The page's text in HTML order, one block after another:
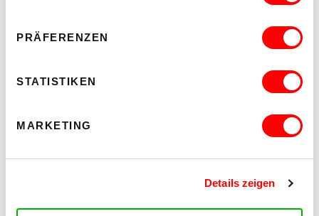
PRÄFERENZEN
STATISTIKEN
MARKETING
Details zeigen
ZURÜCK ZU ALLEN GRUPPEN